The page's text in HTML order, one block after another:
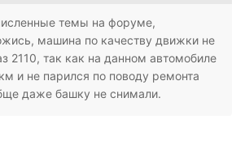
темы на форуме,
машина по качеству движки не
2110, так как на данном автомобиле
и не парился по поводу ремонта
даже башку не снимали.